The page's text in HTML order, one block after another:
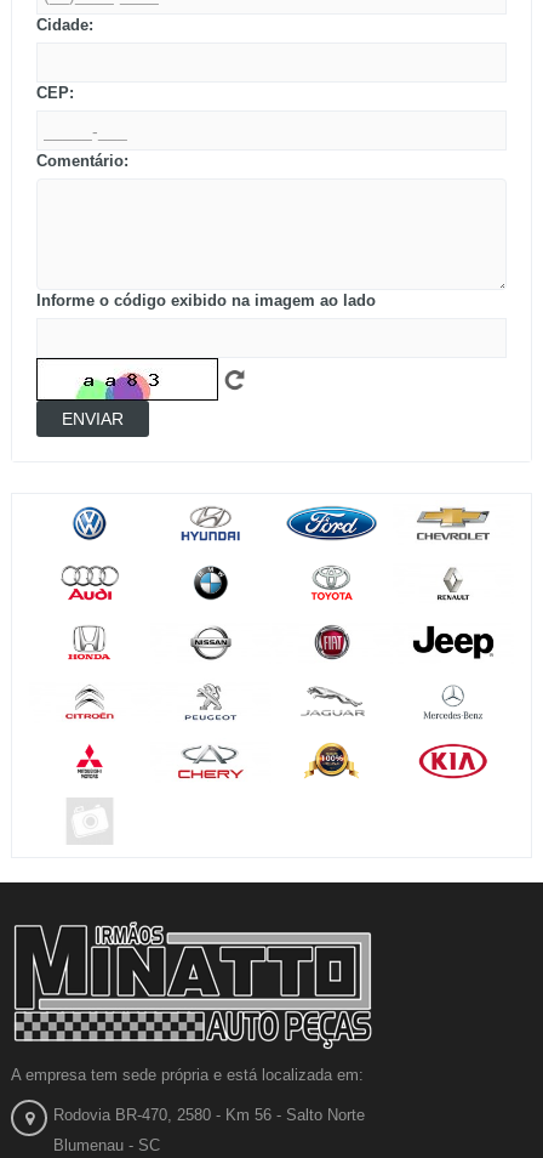
Cidade:
CEP:
Comentário:
Informe o código exibido na imagem ao lado
ENVIAR
A empresa tem sede própria e está localizada em:
Rodovia BR-470, 2580 - Km 56 - Salto Norte
Blumenau - SC